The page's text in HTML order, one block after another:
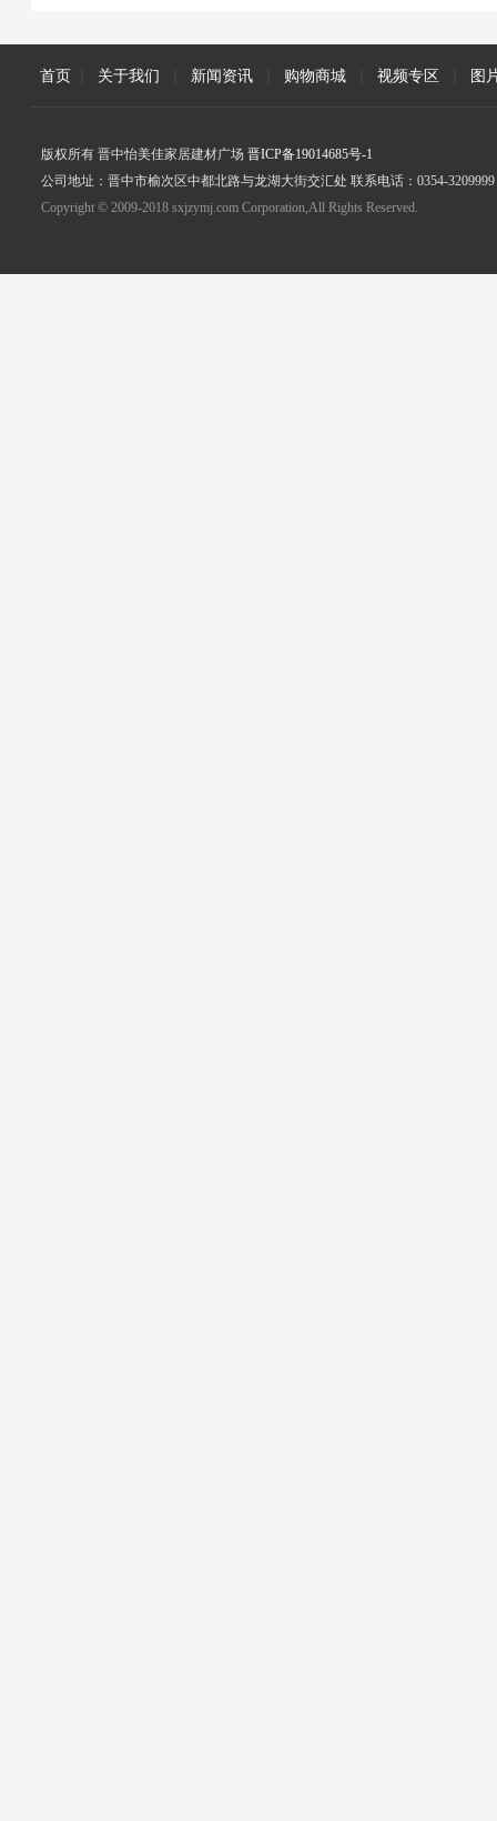
首页 关于我们 新闻资讯 购物商城 视频专区 图
版权所有 晋中怡美佳家居建材广场 晋ICP备19014685号-1
公司地址：晋中市榆次区中都北路与龙湖大街交汇处 联系电话：0354-3209999
Copyright © 2009-2018 sxjzymj.com Corporation,All Rights Reserved.